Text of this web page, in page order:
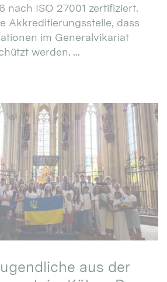
nach ISO 27001 zertifiziert.
Akkreditierungsstelle, dass
im Generalvikariat
werden. ...
aus der